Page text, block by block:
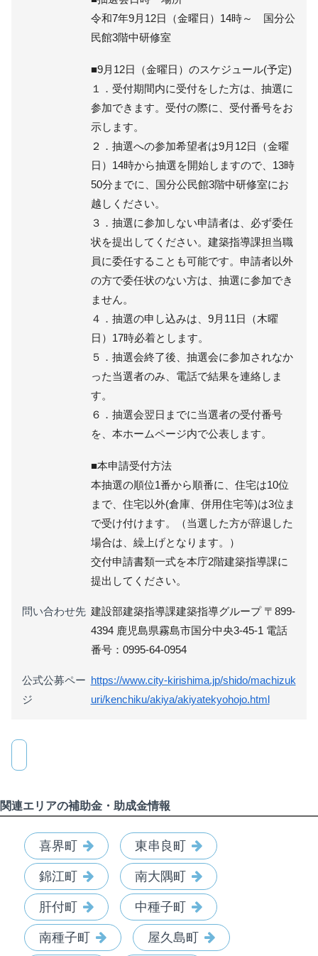
令和7年9月12日（金曜日）14時～ 国分公
民館3階中研修室
■9月12日（金曜日）のスケジュール(予定)
１．受付期間内に受付をした方は、抽選に
参加できます。受付の際に、受付番号をお
示します。
２．抽選への参加希望者は9月12日（金曜
日）14時から抽選を開始しますので、13時
50分までに、国分公民館3階中研修室にお
越しください。
３．抽選に参加しない申請者は、必ず委任
状を提出してください。建築指導課担当職
員に委任することも可能です。申請者以外
の方で委任状のない方は、抽選に参加でき
ません。
４．抽選の申し込みは、9月11日（木曜
日）17時必着とします。
５．抽選会終了後、抽選会に参加されなか
った当選者のみ、電話で結果を連絡しま
す。
６．抽選会翌日までに当選者の受付番号
を、本ホームページ内で公表します。
■本申請受付方法
本抽選の順位1番から順番に、住宅は10位
まで、住宅以外(倉庫、併用住宅等)は3位ま
で受け付けます。（当選した方が辞退した
場合は、繰上げとなります。）
交付申請書類一式を本庁2階建築指導課に
提出してください。
問い合わせ先 建設部建築指導課建築指導グループ 〒899-
4394 鹿児島県霧島市国分中央3-45-1 電話
番号：0995-64-0954
公式公募ペー
ジ
https://www.city-kirishima.jp/shido/machizuk
uri/kenchiku/akiya/akiyatekyohojo.html
関連エリアの補助金・助成金情報
喜界町 東串良町
錦江町 南大隅町
肝付町 中種子町
南種子町 屋久島町